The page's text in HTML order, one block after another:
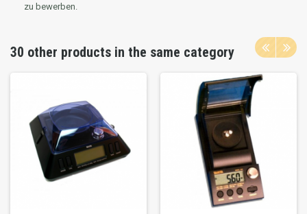
zu bewerben.
30 other products in the same category